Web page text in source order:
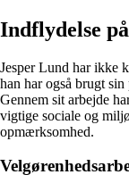
Indflydelse
Jesper Lund har ikke
han har også brugt
Gennem sit arbejde
vigtige sociale og
opmærksomhed.